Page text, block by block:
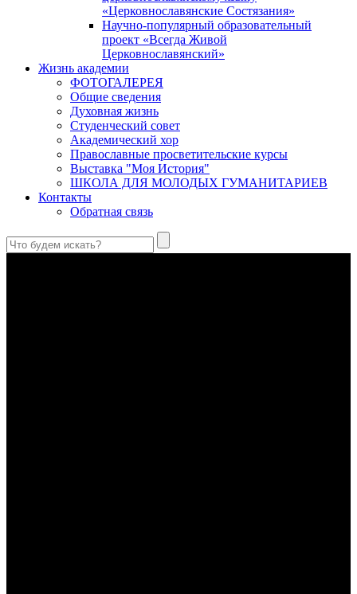
«Церковнославянские Состязания»
Научно-популярный образовательный
проект «Всегда Живой
Церковнославянский»
Жизнь академии
ФОТОГАЛЕРЕЯ
Общие сведения
Духовная жизнь
Студенческий совет
Академический хор
Православные просветительские курсы
Выставка "Моя История"
ШКОЛА ДЛЯ МОЛОДЫХ ГУМАНИТАРИЕВ
Контакты
Обратная связь